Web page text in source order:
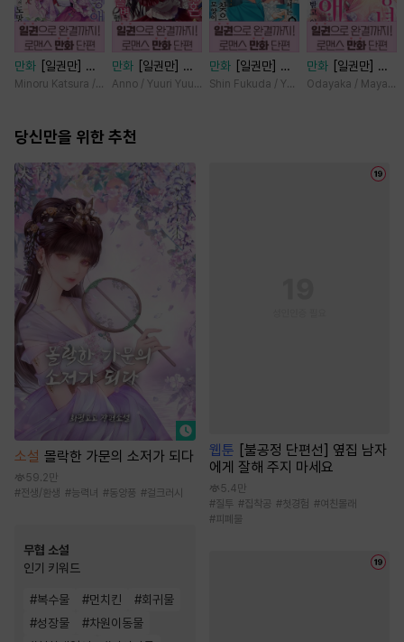
만화
[일권만] 기
억상실 악역 영애
니에게서 도망칠
본]
Minoru Katsura / Mizune
만화
[일권만] 왕
태자님과의 약혼을
변했습니다 [단행
Anno / Yuuri Yuudachi
만화
[일권만] 전
하께서는 오늘도
Shin Fukuda / Yoko Kurosu
만화
[일권만] 잊
혀진 왕녀지만 정
Odayaka / Maya
당신만을 위한 추천
소설 몰락한 가문의 소저가 되다
59.2만
#전생/환생 #능력녀 #동양풍 #걸크러시
무협 소설
인기 키워드
#복수물 #먼치킨 #회귀물
#성장물 #차원이동물
웹툰 [불공정 단편선] 옆집 남자
에게 잘해 주지 마세요
5.4만
#질투 #집착공 #첫경험 #여친몰래
#피폐물